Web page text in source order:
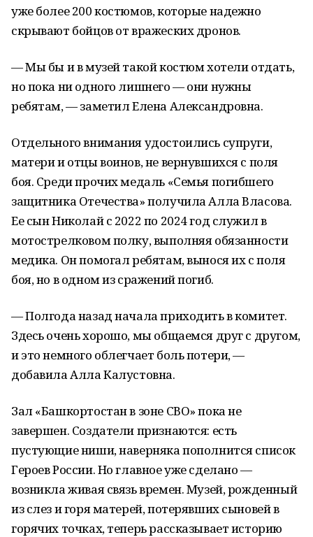
уже более 200 костюмов, которые надежно
скрывают бойцов от вражеских дронов.
— Мы бы и в музей такой костюм хотели отдать,
но пока ни одного лишнего — они нужны
ребятам, — заметил Елена Александровна.
Отдельного внимания удостоились супруги,
матери и отцы воинов, не вернувшихся с поля
боя. Среди прочих медаль «Семья погибшего
защитника Отечества» получила Алла Власова.
Ее сын Николай с 2022 по 2024 год служил в
мотострелковом полку, выполняя обязанности
медика. Он помогал ребятам, вынося их с поля
боя, но в одном из сражений погиб.
— Полгода назад начала приходить в комитет.
Здесь очень хорошо, мы общаемся друг с другом,
и это немного облегчает боль потери, —
добавила Алла Калустовна.
Зал «Башкортостан в зоне СВО» пока не
завершен. Создатели признаются: есть
пустующие ниши, наверняка пополнится список
Героев России. Но главное уже сделано —
возникла живая связь времен. Музей, рожденный
из слез и горя матерей, потерявших сыновей в
горячих точках, теперь рассказывает историю